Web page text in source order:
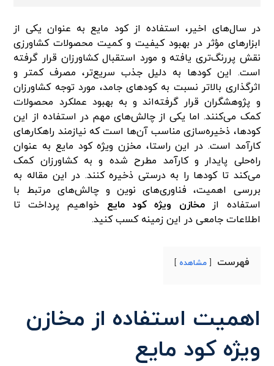
در سال‌های اخیر، استفاده از کود مایع به عنوان یکی از
ابزارهای مؤثر در بهبود کیفیت و کمیت محصولات کشاورزی
نقش پررنگ‌تری یافته و مورد استقبال کشاورزان قرار گرفته
است. این کودها به دلیل جذب سریع‌تر، مصرف کمتر و
اثرگذاری بالاتر نسبت به کودهای جامد، مورد توجه کشاورزان
و پژوهشگران قرار گرفته‌اند و به بهبود عملکرد محصولات
کمک می‌کنند. اما یکی از چالش‌های مهم در استفاده از این
کودها، ذخیره‌سازی مناسب آن‌ها است که نیازمند راهکارهای
کارآمد است. در این راستا، مخزن ویژه کود مایع به عنوان
راه‌حلی پایدار و کارآمد مطرح شده و به کشاورزان کمک
می‌کند تا کودها را به درستی ذخیره کنند. در این مقاله به
بررسی اهمیت، فناوری‌های نوین و چالش‌های مرتبط با
استفاده ازمخازن ویژه کود مایع خواهیم پرداخت تا
اطلاعات جامعی در این زمینه کسب کنید.
فهرست مشاهده
اهمیت استفاده از مخازن
ویژه کود مایع